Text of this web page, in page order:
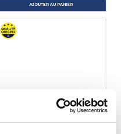
AJOUTER AU PANIER